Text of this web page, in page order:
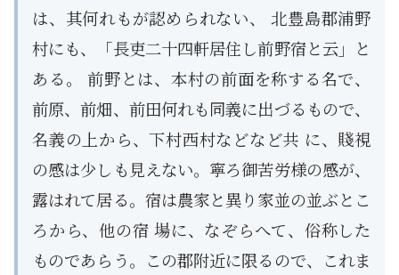
は、其何れもが認められない、 北豊島郡浦野
村にも、「長吏二十四軒居住し前野宿と云」と
ある。 前野とは、本村の前面を称する名で、
前原、前畑、前田何れも同義に出づるもので、
名義の上から、下村西村などなど共 に、賤視
の感は少しも見えない。寧ろ御苦労様の感が、
露はれて居る。宿は農家と異り家並の並ぶとこ
ろから、他の宿 場に、なぞらへて、俗称した
ものであらう。この郡附近に限るので、これま